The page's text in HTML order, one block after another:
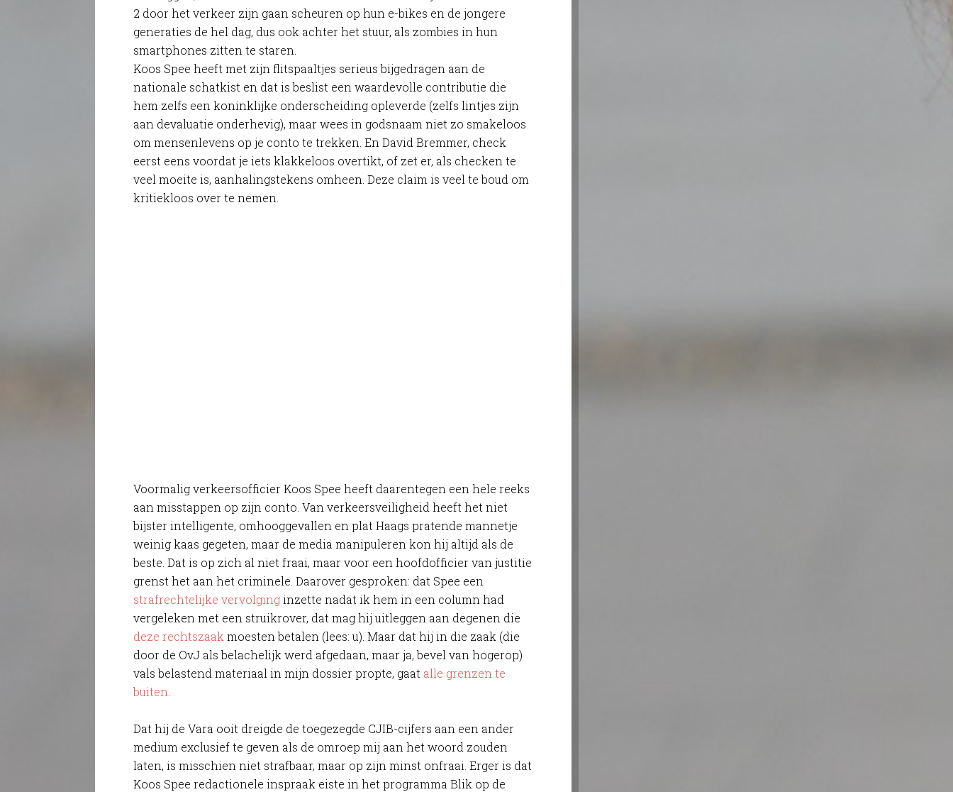
2 door het verkeer zijn gaan scheuren op hun e-bikes en de jongere
generaties de hel dag, dus ook achter het stuur, als zombies in hun
smartphones zitten te staren.
Koos Spee heeft met zijn flitspaaltjes serieus bijgedragen aan de
nationale schatkist en dat is beslist een waardevolle contributie die
hem zelfs een koninklijke onderscheiding opleverde (zelfs lintjes zijn
aan devaluatie onderhevig), maar wees in godsnaam niet zo smakeloos
om mensenlevens op je conto te trekken. En David Bremmer, check
eerst eens voordat je iets klakkeloos overtikt, of zet er, als checken te
veel moeite is, aanhalingstekens omheen. Deze claim is veel te boud om
kritiekloos over te nemen.
Voormalig verkeersofficier Koos Spee heeft daarentegen een hele reeks
aan misstappen op zijn conto. Van verkeersveiligheid heeft het niet
bijster intelligente, omhooggevallen en plat Haags pratende mannetje
weinig kaas gegeten, maar de media manipuleren kon hij altijd als de
beste. Dat is op zich al niet fraai, maar voor een hoofdofficier van justitie
grenst het aan het criminele. Daarover gesproken: dat Spee een
strafrechtelijke vervolginginzette nadat ik hem in een column had
vergeleken met een struikrover, dat mag hij uitleggen aan degenen die
deze rechtszaak moesten betalen (lees: u). Maar dat hij in die zaak (die
door de OvJ als belachelijk werd afgedaan, maar ja, bevel van hogerop)
vals belastend materiaal in mijn dossier propte, gaat alle grenzen te
buiten
Dat hij de Vara ooit dreigde de toegezegde CJIB-cijfers aan een ander
medium exclusief te geven als de omroep mij aan het woord zouden
laten, is misschien niet strafbaar, maar op zijn minst onfraai. Erger is dat
Koos Spee redactionele inspraak eiste in het programma Blik op de